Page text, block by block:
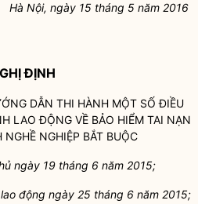
Hà Nội, ngày 15 tháng 5 năm 2016
ĐỊNH
DẪN THI HÀNH MỘT SỐ ĐIỀU
LAO ĐỘNG VỀ BẢO HIỂM TAI NẠN
NGHIỆP BẮT BUỘC
ngày 19 tháng 6 năm 2015;
động ngày 25 tháng 6 năm 2015;